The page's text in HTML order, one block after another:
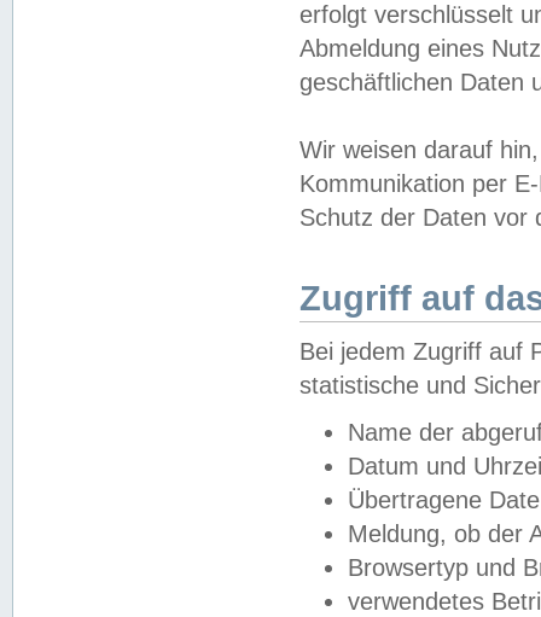
erfolgt verschlüsselt
Abmeldung eines
geschäftlichen Daten
Wir weisen darauf
Kommunikation per
Schutz der Daten vor
Zugriff auf
Bei jedem Zugriff auf
statistische und
Name der
Datum und
Übertragene
Meldung, ob der
Browsertyp und
verwendetes